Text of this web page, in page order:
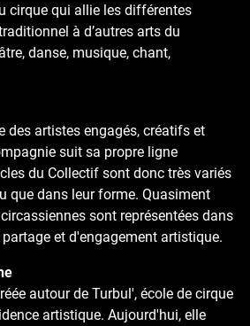
cirque qui allie les différentes
à d’autres arts du
danse, musique, chant,
des artistes engagés, créatifs et
suit sa propre ligne
du Collectif sont donc très variés
que dans leur forme. Quasiment
sont représentées dans
et d'engagement artistique.
autour de Turbul', école de cirque
artistique. Aujourd'hui, elle